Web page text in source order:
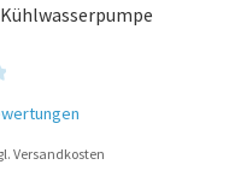
Versandkosten